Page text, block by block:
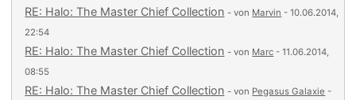
RE: Halo: The Master Chief Collection - von Marvin - 10.06.2014,
22:54
RE: Halo: The Master Chief Collection - von Marc - 11.06.2014,
08:55
RE: Halo: The Master Chief Collection - von Pegasus Galaxie -